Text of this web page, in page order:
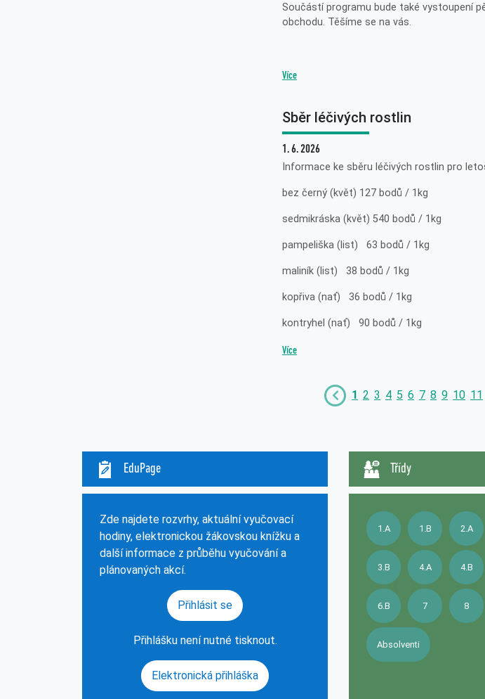
Součástí programu bude také vystoupení
obchodu. Těšíme se na vás.
Více
Sběr léčivých rostlin
1. 6. 2026
Informace ke sběru léčivých rostlin pro
bez černý (květ) 127 bodů / 1kg
sedmikráska (květ) 540 bodů / 1kg
pampeliška (list) 63 bodů / 1kg
maliník (list) 38 bodů / 1kg
kopřiva (nať) 36 bodů / 1kg
kontryhel (nať) 90 bodů / 1kg
Více
1 2 3 4 5 6 7 8 9 10 11
EduPage
Zde najdete rozvrhy, aktuální vyučovací
hodiny, elektronickou žákovskou knížku a
další informace z průběhu vyučování a
plánovaných akcí.
Přihlásit se
Přihlášku není nutné tisknout.
Elektronická přihláška
Třídy
1.A 1.B 2.A
3.B 4.A 4.B
6.B 7 8
Absolventi